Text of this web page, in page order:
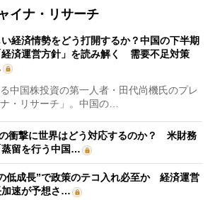
イナ・リサーチ
経済情勢をどう打開するか？中国の下半期
経済運営方針」を読み解く 需要不足対策
中国株投資の第一人者・田代尚機氏のプレ
・リサーチ」。中国の…
衝撃に世界はどう対応するのか？ 米財務
留を行う中国…
低成長”で政策のテコ入れ必至か 経済運営
加速が予想さ…